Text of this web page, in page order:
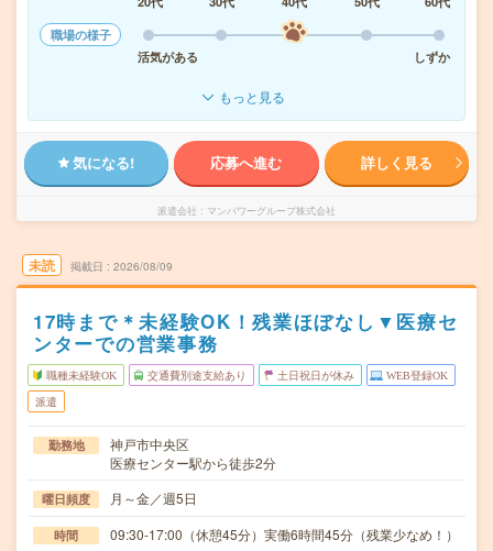
職場の様子
活気がある
しずか
もっと見る
気になる! 応募へ進む 詳しく見る
派遣会社 マンパワーグループ株式会社
未読 掲載日 2026/08/09
17時まで＊未経験OK！残業ほぼなし▼医療セ
ンターでの営業事務
職種未経験OK 交通費別途支給あり 土日祝日が休み WEB登録OK
派遣
勤務地
神戸市中央区
医療センター駅から徒歩2分
曜日頻度 月～金／週5日
時間 09:30-17:00（休憩45分）実働6時間45分（残業少なめ！）